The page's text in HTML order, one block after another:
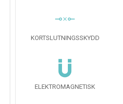
KORTSLUTNINGSSKYDD
ELEKTROMAGNETISK